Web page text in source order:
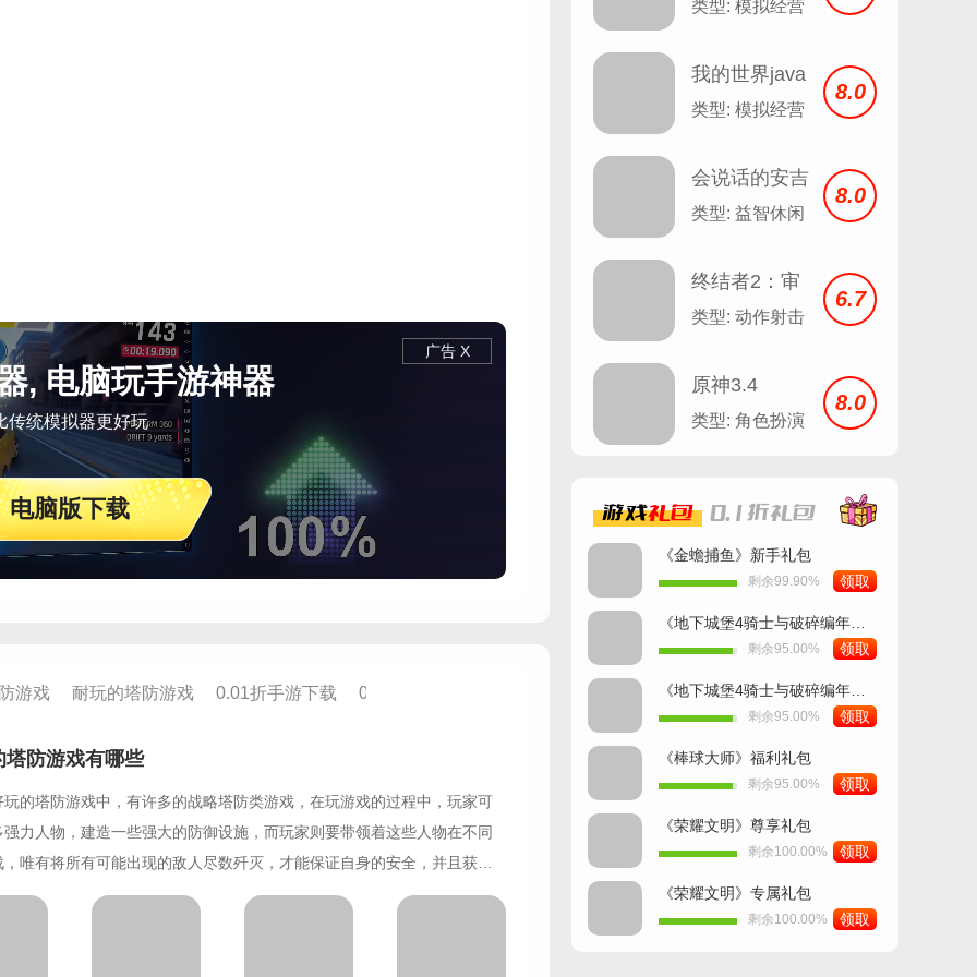
, 电脑玩手游神器
传统模拟器更好玩
电脑版下载
广告 X
游戏 耐玩的塔防游戏 0.01折手游下载 0.01折手游推荐
塔防游戏有哪些
玩的塔防游戏中，有许多的战略塔防类游戏，在玩游戏的过程中，玩家可
力人物，建造一些强大的防御设施，而玩家则要带领着这些人物在不同
唯有将所有可能出现的敌人尽数歼灭，才能保证自身的安全，并且获得
，增强自身的实力。如果你对这些感兴趣的话，不妨点击下载。
类型: 模拟经营
我的世界java
版
类型: 模拟经营
8.0
会说话的安吉
拉 Talking
类型: 益智休闲
8.0
终结者2：审
判日
类型: 动作射击
6.7
原神3.4
类型: 角色扮演
8.0
游戏礼包 0.1折礼包
《金蟾捕鱼》新手礼包
剩余99.90% 领取
剩余95.00% 领取
剩余95.00% 领取
《棒球大师》福利礼包
剩余95.00% 领取
《荣耀文明》尊享礼包
剩余100.00% 领取
《荣耀文明》专属礼包
剩余100.00% 领取